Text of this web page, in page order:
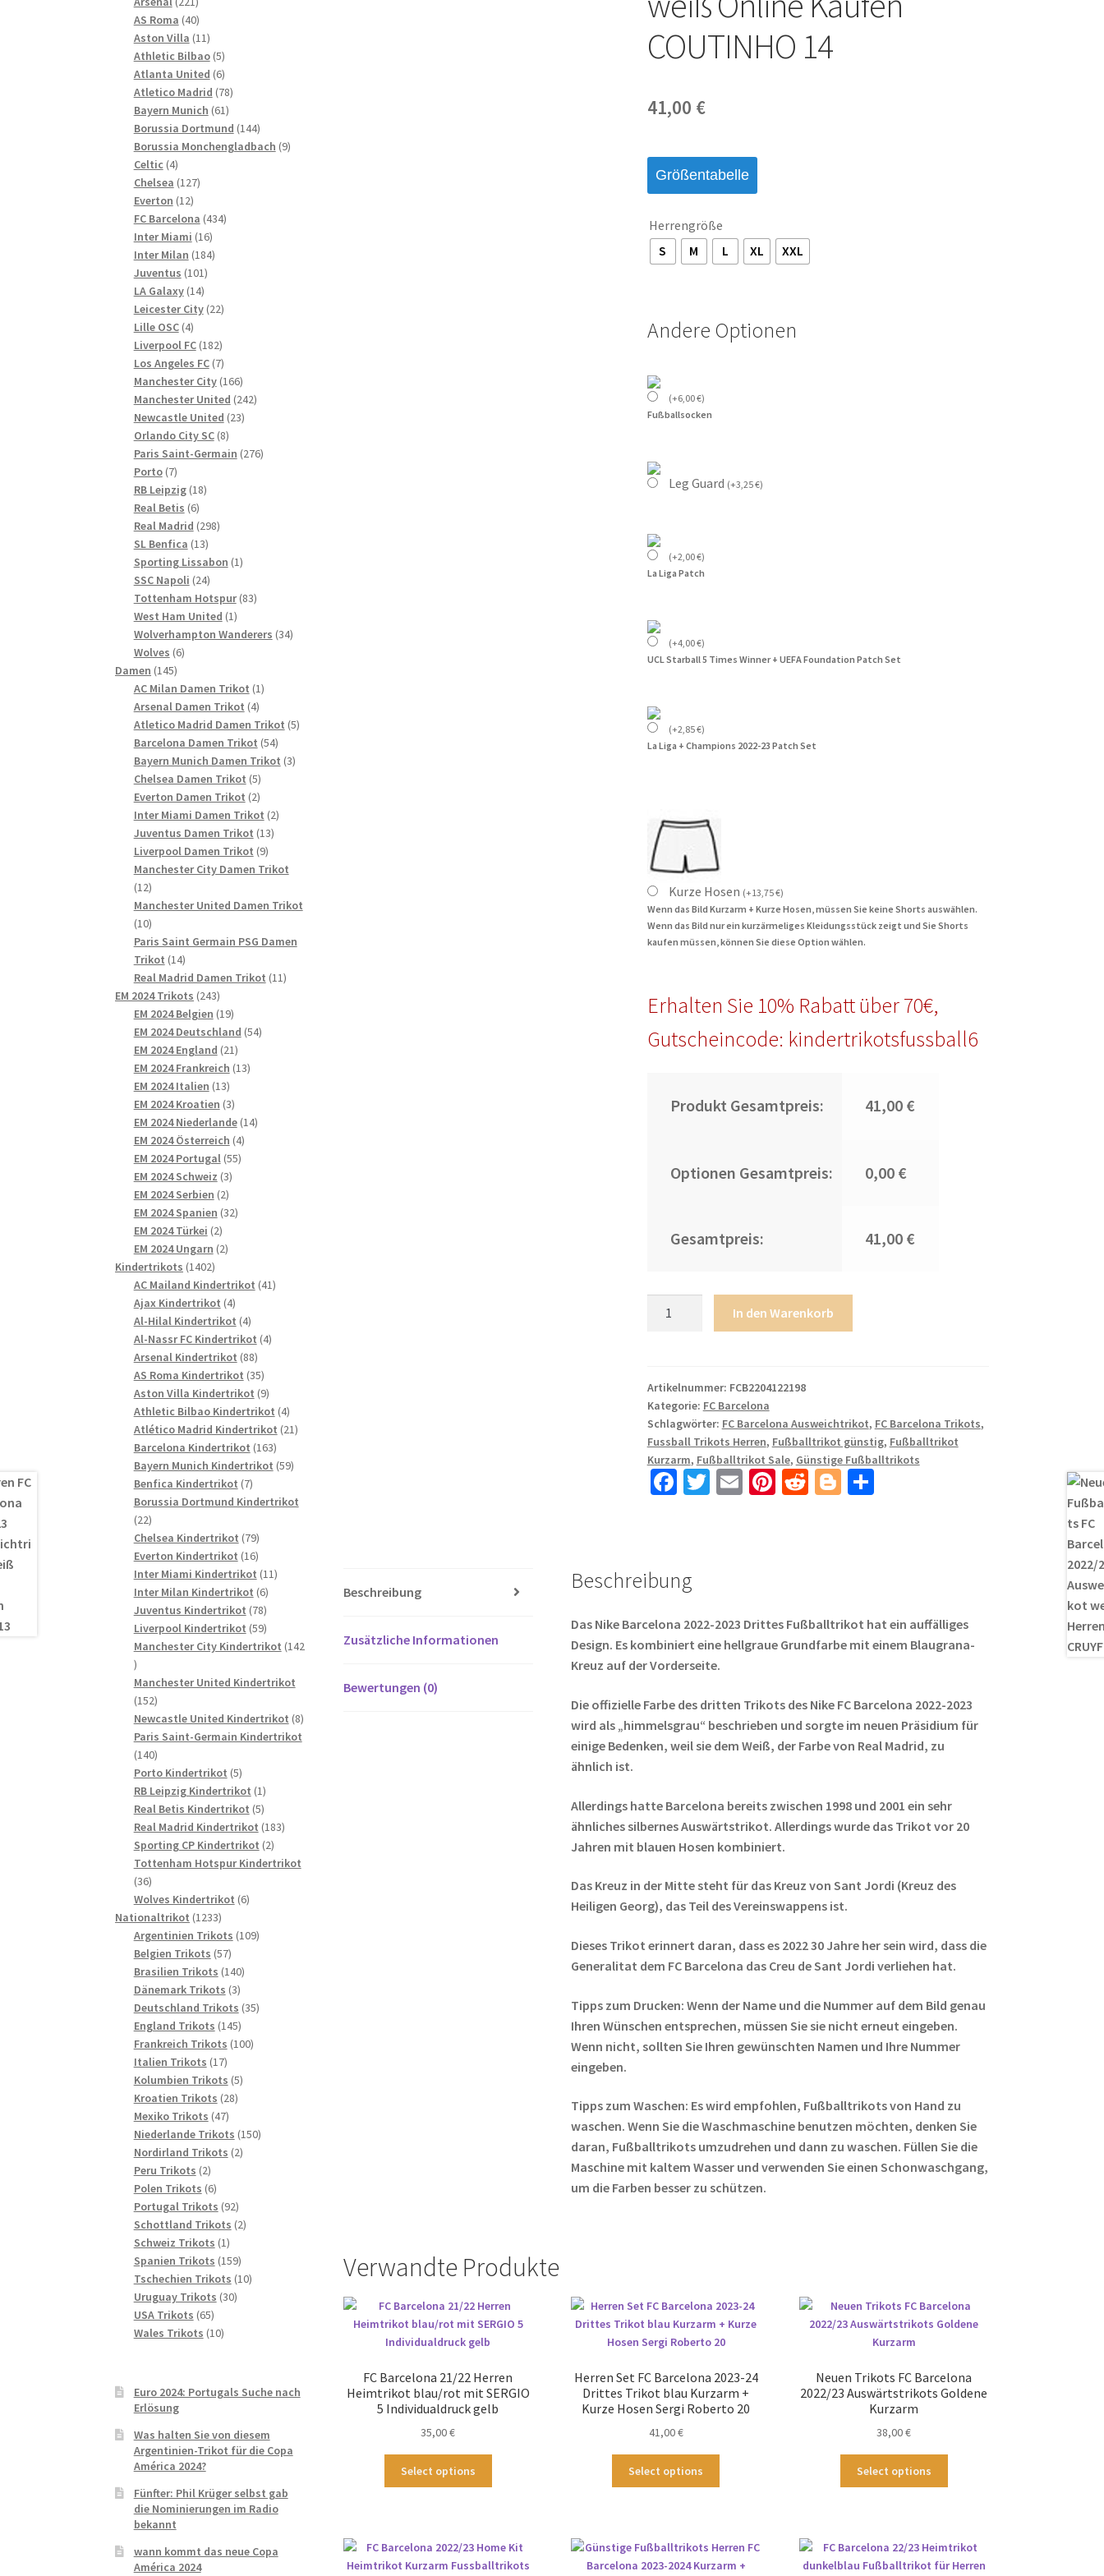
COUTINHO 14
41,00 €
Größentabelle
Herrengröße
S
M L XL XXL
Andere Optionen
(+6,00€)
Fußballsocken
Leg Guard (+3,25€)
(+2,00€)
La Liga Patch
(+4,00€)
UCL Starball 5 Times Winner + UEFA Foundation Patch Set
(+2,85€)
La Liga + Champions 2022-23 Patch Set
Kurze Hosen (+13,75€)
Wenn das Bild Kurzarm + Kurze Hosen, müssen Sie keine Shorts auswählen.
Wenn das Bild nur ein kurzärmeliges Kleidungsstück zeigt und Sie Shorts
kaufen müssen, können Sie diese Option wählen.
Erhalten Sie 10% Rabatt über 70€,
Gutscheincode: kindertrikotsfussball6
Produkt Gesamtpreis: 41,00 €
Optionen Gesamtpreis: 0,00 €
Gesamtpreis: 41,00 €
Ausweichtrikot
weiß
Online
Kaufen
COUTINHO
14
In den Warenkorb
Artikelnummer: FCB2204122198
Kategorie: FC Barcelona
Schlagwörter: FC Barcelona Ausweichtrikot, FC Barcelona Trikots,
Fussball Trikots Herren, Fußballtrikot günstig, Fußballtrikot
Kurzarm, Fußballtrikot Sale, Günstige Fußballtrikots
Fa
o
k
T E Pi R Bl T
Beschreibung
Zusätzliche Informationen
Bewertungen (0)
Beschreibung
Das Nike Barcelona 2022-2023 Drittes Fußballtrikot hat ein auffälliges
Design. Es kombiniert eine hellgraue Grundfarbe mit einem Blaugrana-
Kreuz auf der Vorderseite.
Die offizielle Farbe des dritten Trikots des Nike FC Barcelona 2022-2023
wird als „himmelsgrau“ beschrieben und sorgte im neuen Präsidium für
einige Bedenken, weil sie dem Weiß, der Farbe von Real Madrid, zu
ähnlich ist.
Allerdings hatte Barcelona bereits zwischen 1998 und 2001 ein sehr
ähnliches silbernes Auswärtstrikot. Allerdings wurde das Trikot vor 20
Jahren mit blauen Hosen kombiniert.
Das Kreuz in der Mitte steht für das Kreuz von Sant Jordi (Kreuz des
Heiligen Georg), das Teil des Vereinswappens ist.
Dieses Trikot erinnert daran, dass es 2022 30 Jahre her sein wird, dass die
Generalitat dem FC Barcelona das Creu de Sant Jordi verliehen hat.
Tipps zum Drucken: Wenn der Name und die Nummer auf dem Bild genau
Ihren Wünschen entsprechen, müssen Sie sie nicht erneut eingeben.
Wenn nicht, sollten Sie Ihren gewünschten Namen und Ihre Nummer
eingeben.
Tipps zum Waschen: Es wird empfohlen, Fußballtrikots von Hand zu
waschen. Wenn Sie die Waschmaschine benutzen möchten, denken Sie
daran, Fußballtrikots umzudrehen und dann zu waschen. Füllen Sie die
Maschine mit kaltem Wasser und verwenden Sie einen Schonwaschgang,
um die Farben besser zu schützen.
Verwandte Produkte
FC Barcelona 21/22 Herren
Heimtrikot blau/rot mit SERGIO
5 Individualdruck gelb
35,00€
Select options
auf.
Die
Herren Set FC Barcelona 2023-24
Drittes Trikot blau Kurzarm +
Kurze Hosen Sergi Roberto 20
41,00€
Select options
auf.
Die
Neuen Trikots FC Barcelona
2022/23 Auswärtstrikots Goldene
Kurzarm
38,00€
Select options
auf.
Die
Produkte
AS Roma 4040
Produkte
Aston Villa 1111
Produkte
Athletic Bilbao 55
Produkte
Atlanta United 66
Produkte
Atletico Madrid 7878
Bayern Munich 6161
Produkte
Borussia Dortmund 144144
Produkte
Borussia Monchengladbach 99
Celtic 44
Produkte
Chelsea 127127
Everton 1212
Produkte
FC Barcelona 434434
Inter Miami 1616
Produkte
Inter Milan 184184
Juventus 101101
Produkte
LA Galaxy 1414
Produkte
Leicester City 2222
Lille OSC 44
Produkte
Liverpool FC 182182
Produkte
Los Angeles FC 77
Produkte
Manchester City 166166
Produkte
Manchester United 242242
Newcastle United 2323
Orlando City SC 88
Produkte
Paris Saint-Germain 276276
Porto 77
Produkte
RB Leipzig 1818
Real Betis 66
Produkte
Real Madrid 298298
SL Benfica 1313
Produkte
Sporting Lissabon 11
SSC Napoli 2424
Produkte
Tottenham Hotspur 8383
West Ham United 11
Produkt
Wolverhampton Wanderers 3434
Wolves 66
Damen 145145
Produkte
AC Milan Damen Trikot 11
Arsenal Damen Trikot 44
Produkte
Atletico Madrid Damen Trikot 55
Barcelona Damen Trikot 5454
Produkte
Bayern Munich Damen Trikot 33
Chelsea Damen Trikot 55
Produkte
Everton Damen Trikot 22
Produkte
Inter Miami Damen Trikot 22
Juventus Damen Trikot 1313
Liverpool Damen Trikot 99
Produkte
Manchester City Damen Trikot
1212
Produkte
Manchester United Damen Trikot
1010
Produkte
Paris Saint Germain PSG Damen
Trikot 1414
Produkte
Real Madrid Damen Trikot 1111
EM 2024 Trikots 243243
Produkte
EM 2024 Belgien 1919
Produkte
EM 2024 Deutschland 5454
EM 2024 England 2121
Produkte
EM 2024 Frankreich 1313
EM 2024 Italien 1313
Produkte
EM 2024 Kroatien 33
Produkte
EM 2024 Niederlande 1414
EM 2024 Österreich 44
Produkte
EM 2024 Portugal 5555
EM 2024 Schweiz 33
Produkte
EM 2024 Serbien 22
Produkte
EM 2024 Spanien 3232
EM 2024 Türkei 22
Produkte
EM 2024 Ungarn 22
Kindertrikots 14021402
Produkte
AC Mailand Kindertrikot 4141
Ajax Kindertrikot 44
Produkte
Al-Hilal Kindertrikot 44
Produkte
Al-Nassr FC Kindertrikot 44
Arsenal Kindertrikot 8888
Produkte
AS Roma Kindertrikot 3535
Produkte
Aston Villa Kindertrikot 99
Produkte
Athletic Bilbao Kindertrikot 44
Produkte
Atlético Madrid Kindertrikot 2121
Barcelona Kindertrikot 163163
Produkte
Bayern Munich Kindertrikot 5959
Benfica Kindertrikot 77
Produkte
Borussia Dortmund Kindertrikot
2222
Produkte
Chelsea Kindertrikot 7979
Produkte
Everton Kindertrikot 1616
Produkte
Inter Miami Kindertrikot 1111
Inter Milan Kindertrikot 66
Produkte
Juventus Kindertrikot 7878
Produkte
Liverpool Kindertrikot 5959
Produkte
Manchester City Kindertrikot 142
142
Produkte
Manchester United Kindertrikot
152152
Produkte
Newcastle United Kindertrikot 88
Produkte
Paris Saint-Germain Kindertrikot
140140
Produkte
Porto Kindertrikot 55
Produkte
RB Leipzig Kindertrikot 11
Produkt
Real Betis Kindertrikot 55
Produkte
Real Madrid Kindertrikot 183183
Sporting CP Kindertrikot 22
Produkte
Tottenham Hotspur Kindertrikot
3636
Produkte
Wolves Kindertrikot 66
Nationaltrikot 12331233
Produkte
Argentinien Trikots 109109
Belgien Trikots 5757
Produkte
Brasilien Trikots 140140
Dänemark Trikots 33
Produkte
Deutschland Trikots 3535
England Trikots 145145
Produkte
Frankreich Trikots 100100
Italien Trikots 1717
Produkte
Kolumbien Trikots 55
Kroatien Trikots 2828
Mexiko Trikots 4747
Produkte
Niederlande Trikots 150150
Nordirland Trikots 22
Peru Trikots 22
Produkte
Polen Trikots 66
Produkte
Portugal Trikots 9292
Produkte
Schottland Trikots 22
Schweiz Trikots 11
Produkt
Spanien Trikots 159159
Produkte
Tschechien Trikots 1010
Uruguay Trikots 3030
USA Trikots 6565
Produkte
Wales Trikots 1010
Euro 2024: Portugals Suche nach
Erlösung
Was halten Sie von diesem
Argentinien-Trikot für die Copa
América 2024?
Fünfter: Phil Krüger selbst gab
die Nominierungen im Radio
bekannt
wann kommt das neue Copa
América 2024